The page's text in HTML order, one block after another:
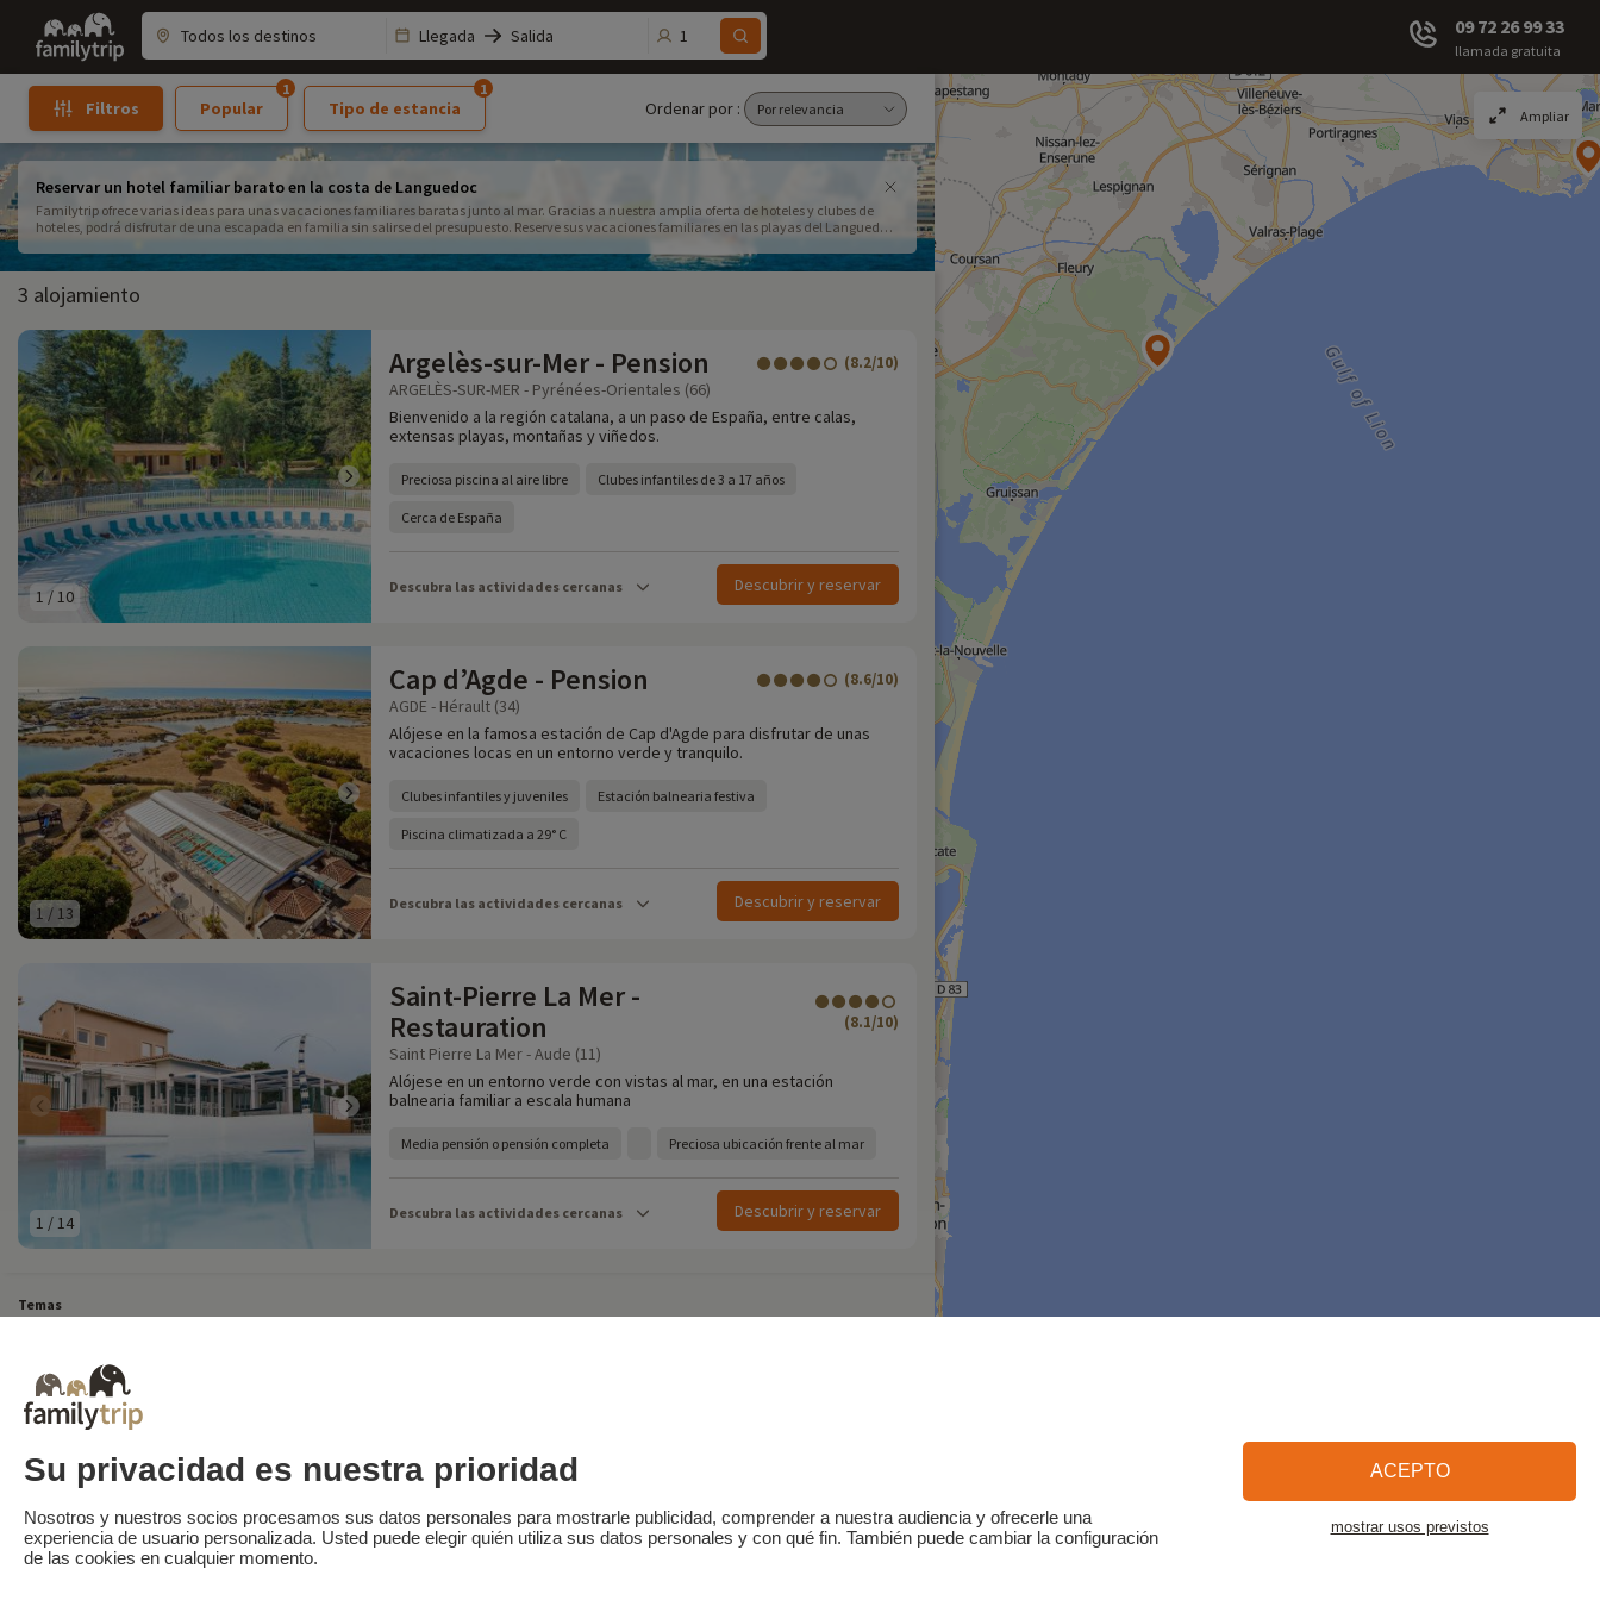
Family
trip
Llegada Salida 1 09 72 26 99 33
llamada gratuita
Filtros Popular
1
Tipo de estancia
1
Ordenar por :
Reservar un hotel familiar barato en la costa de Languedoc
Familytrip ofrece varias ideas para unas vacaciones familiares baratas junto al mar. Gracias a nuestra amplia oferta de hoteles y clubes de
hoteles, podrá disfrutar de una escapada en familia sin salirse del presupuesto. Reserve sus vacaciones familiares en las playas del Languedoc
3 alojamiento
1 /10
Argelès-sur-Mer - Pension (8.2/10)
ARGELÈS-SUR-MER - Pyrénées-Orientales (66)
Bienvenido a la región catalana, a un paso de España, entre calas,
extensas playas, montañas y viñedos.
Preciosa piscina al aire libre Clubes infantiles de 3 a 17 años
Cerca de España
Descubra las actividades cercanas Descubrir y reservar
1 / 13
Cap d’Agde - Pension (8.6/10)
AGDE - Hérault (34)
Alójese en la famosa estación de Cap d'Agde para disfrutar de unas
vacaciones locas en un entorno verde y tranquilo.
Clubes infantiles y juveniles Estación balnearia festiva
Piscina climatizada a 29° C
Descubra las actividades cercanas Descubrir y reservar
1 / 14
Saint-Pierre La Mer -
Restauration
(8.1/10)
Saint Pierre La Mer - Aude (11)
Alójese en un entorno verde con vistas al mar, en una estación
balnearia familiar a escala humana
Media pensión o pensión completa Preciosa ubicación frente al mar
Descubra las actividades cercanas Descubrir y reservar
Ampliar
Temas
Todas nuestras vacaciones familiares en Francia
Destinos
Vacaciones de esquí en Francia
Familytrip© 2026 Familytrip
¿Quiénes somos?
Mapa del sitio
Su privacidad es nuestra prioridad
Nosotros y nuestros socios procesamos sus datos personales para mostrarle publicidad, comprender a nuestra audiencia y ofrecerle una
experiencia de usuario personalizada. Usted puede elegir quién utiliza sus datos personales y con qué fin. También puede cambiar la configuración
de las cookies en cualquier momento.
ACEPTO
mostrar usos previstos